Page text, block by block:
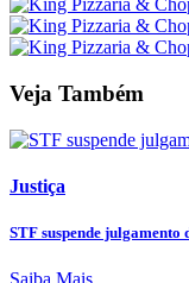
Veja Também
Justiça
STF suspende julgamento